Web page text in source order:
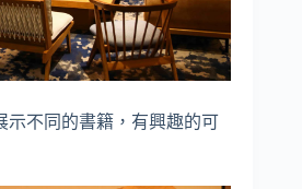
示不同的書籍，有興趣的可